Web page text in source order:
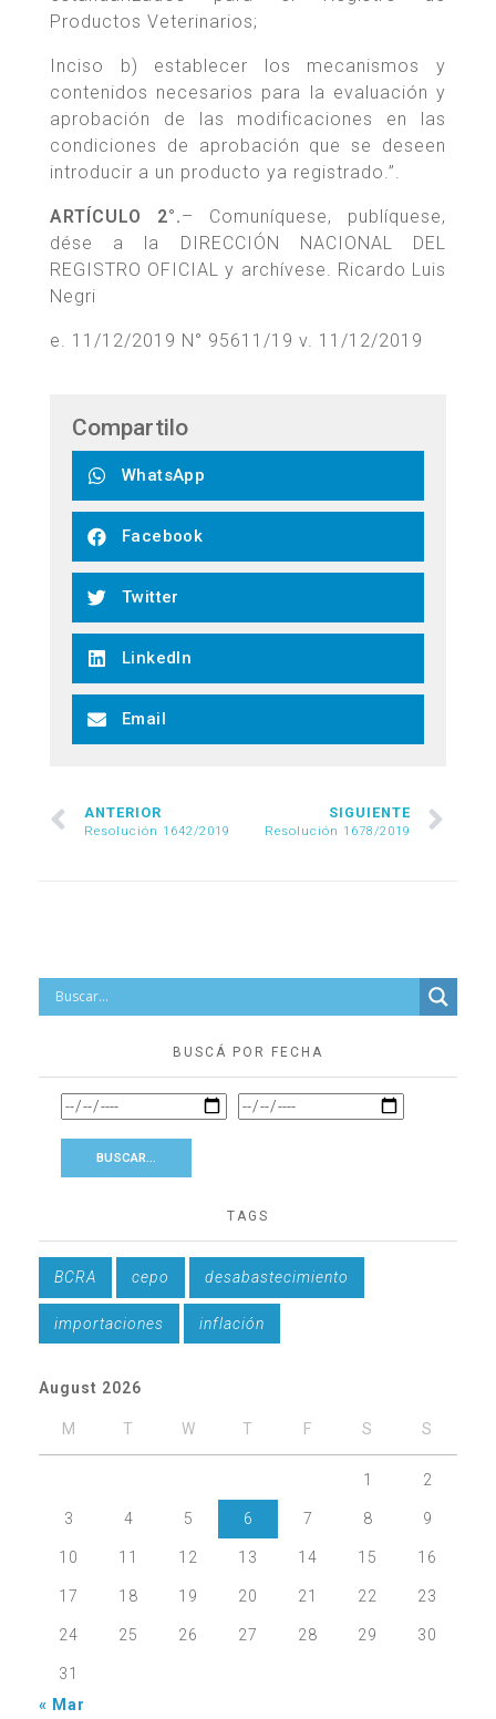
Productos Veterinarios;
Inciso b) establecer los mecanismos y
contenidos necesarios para la evaluación y
aprobación de las modificaciones en las
condiciones de aprobación que se deseen
introducir a un producto ya registrado.”.
ARTÍCULO 2°.– Comuníquese, publíquese,
dése a la DIRECCIÓN NACIONAL DEL
REGISTRO OFICIAL y archívese. Ricardo Luis
Negri
e. 11/12/2019 N° 95611/19 v. 11/12/2019
Compartilo
WhatsApp
Facebook
Twitter
LinkedIn
Email
ANTERIOR
Resolución 1642/2019
SIGUIENTE
Resolución 1678/2019
BUSCÁ POR FECHA
TAGS
BCRA cepo desabastecimiento
importaciones inflación
August 2026
M T W T F S S
1 2
3 4 5 6 7 8 9
10 11 12 13 14 15 16
17 18 19 20 21 22 23
24 25 26 27 28 29 30
31
« Mar